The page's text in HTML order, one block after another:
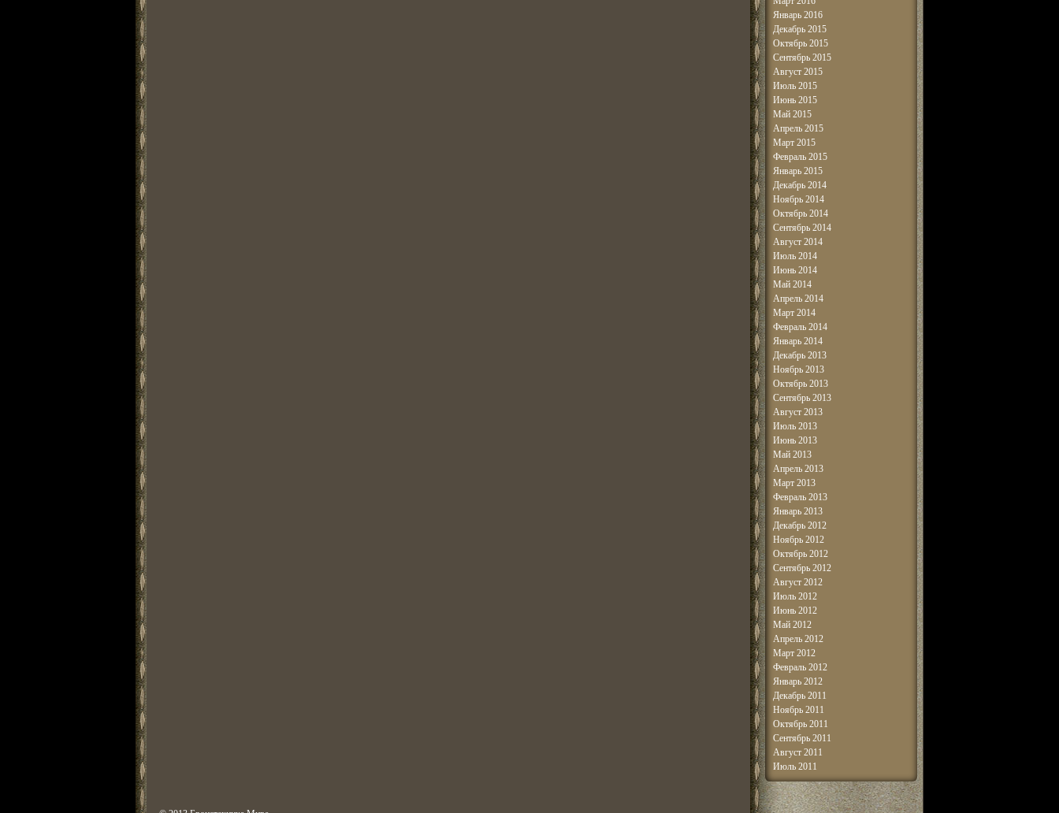
Январь 2016
Декабрь 2015
Октябрь 2015
Сентябрь 2015
Август 2015
Июль 2015
Июнь 2015
Май 2015
Апрель 2015
Март 2015
Февраль 2015
Январь 2015
Декабрь 2014
Ноябрь 2014
Октябрь 2014
Сентябрь 2014
Август 2014
Июль 2014
Июнь 2014
Май 2014
Апрель 2014
Март 2014
Февраль 2014
Январь 2014
Декабрь 2013
Ноябрь 2013
Октябрь 2013
Сентябрь 2013
Август 2013
Июль 2013
Июнь 2013
Май 2013
Апрель 2013
Март 2013
Февраль 2013
Январь 2013
Декабрь 2012
Ноябрь 2012
Октябрь 2012
Сентябрь 2012
Август 2012
Июль 2012
Июнь 2012
Май 2012
Апрель 2012
Март 2012
Февраль 2012
Январь 2012
Декабрь 2011
Ноябрь 2011
Октябрь 2011
Сентябрь 2011
Август 2011
Июль 2011